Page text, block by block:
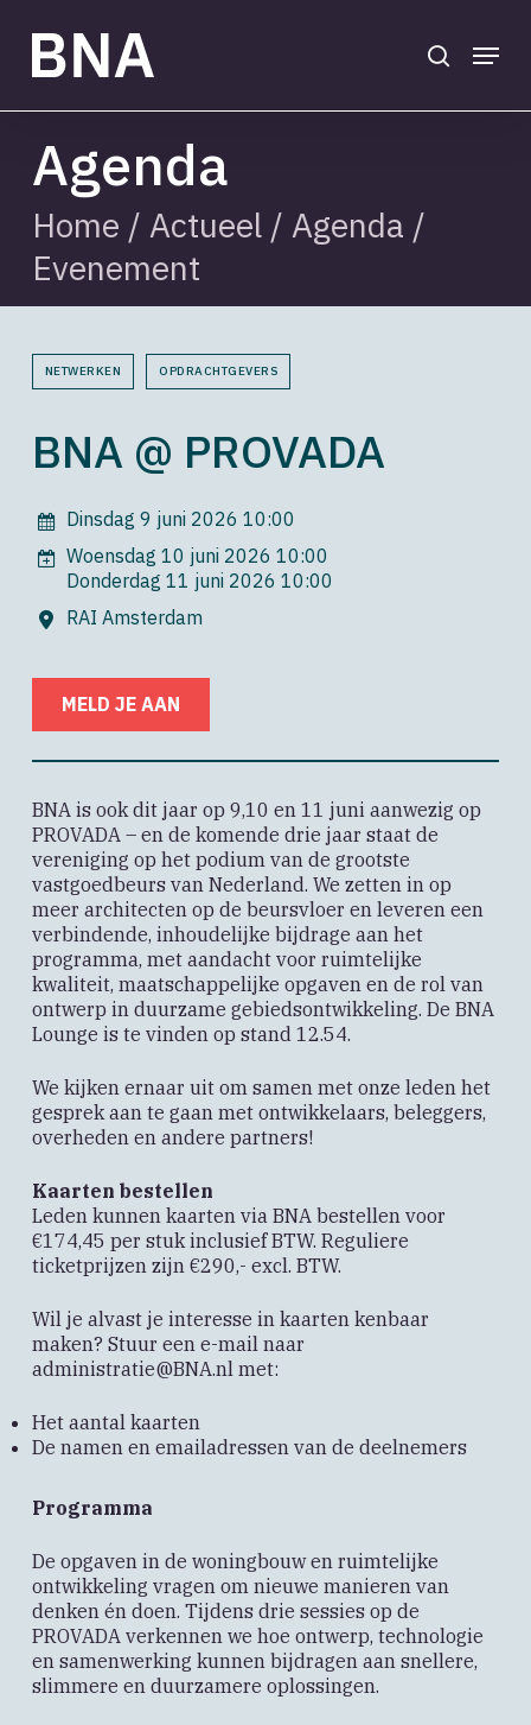
main
Menu
Agenda
Home / Actueel/ Agenda /
Evenement
NETWERKEN OPDRACHTGEVERS
BNA @ PROVADA
Dinsdag 9 juni 2026 10:00
Woensdag 10 juni 2026 10:00
Donderdag 11 juni 2026 10:00
RAI Amsterdam
MELD JE AAN
BNA is ook dit jaar op 9,10 en 11 juni aanwezig op
PROVADA – en de komende drie jaar staat de
vereniging op het podium van de grootste
vastgoedbeurs van Nederland. We zetten in op
meer architecten op de beursvloer en leveren een
verbindende, inhoudelijke bijdrage aan het
programma, met aandacht voor ruimtelijke
kwaliteit, maatschappelijke opgaven en de rol van
ontwerp in duurzame gebiedsontwikkeling. De BNA
Lounge is te vinden op stand 12.54.
We kijken ernaar uit om samen met onze leden het
gesprek aan te gaan met ontwikkelaars, beleggers,
overheden en andere partners!
Kaarten bestellen
Leden kunnen kaarten via BNA bestellen voor
€174,45 per stuk inclusief BTW. Reguliere
ticketprijzen zijn €290,- excl. BTW.
Wil je alvast je interesse in kaarten kenbaar
maken? Stuur een e-mail naar
administratie@BNA.nl met:
Het aantal kaarten
De namen en emailadressen van de deelnemers
Programma
De opgaven in de woningbouw en ruimtelijke
ontwikkeling vragen om nieuwe manieren van
denken én doen. Tijdens drie sessies op de
PROVADA verkennen we hoe ontwerp, technologie
en samenwerking kunnen bijdragen aan snellere,
slimmere en duurzamere oplossingen.
Close